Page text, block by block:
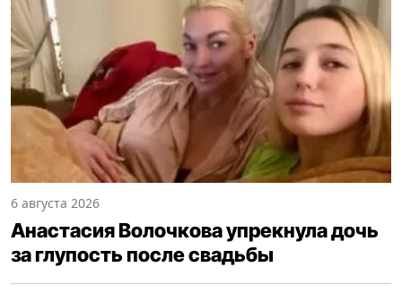
6 августа 2026
Анастасия Волочкова упрекнула дочь
за глупость после свадьбы